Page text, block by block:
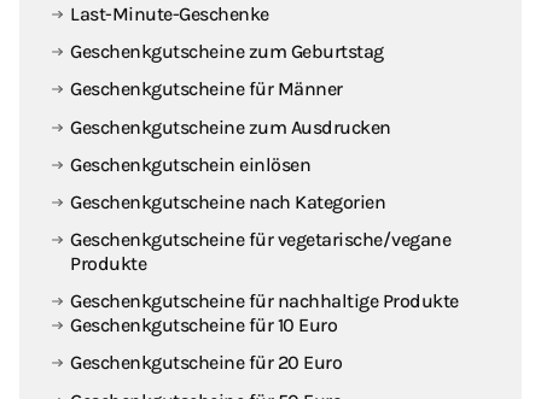
Geschenkgutscheine für 10 Euro
Geschenkgutscheine für 20 Euro
Last-Minute-Geschenke
Geschenkgutscheine zum Geburtstag
Geschenkgutscheine für Männer
Geschenkgutscheine zum Ausdrucken
Geschenkgutschein einlösen
Geschenkgutscheine nach Kategorien
Geschenkgutscheine für vegetarische / vegane
Produkte
Geschenkgutscheine für nachhaltige Produkte